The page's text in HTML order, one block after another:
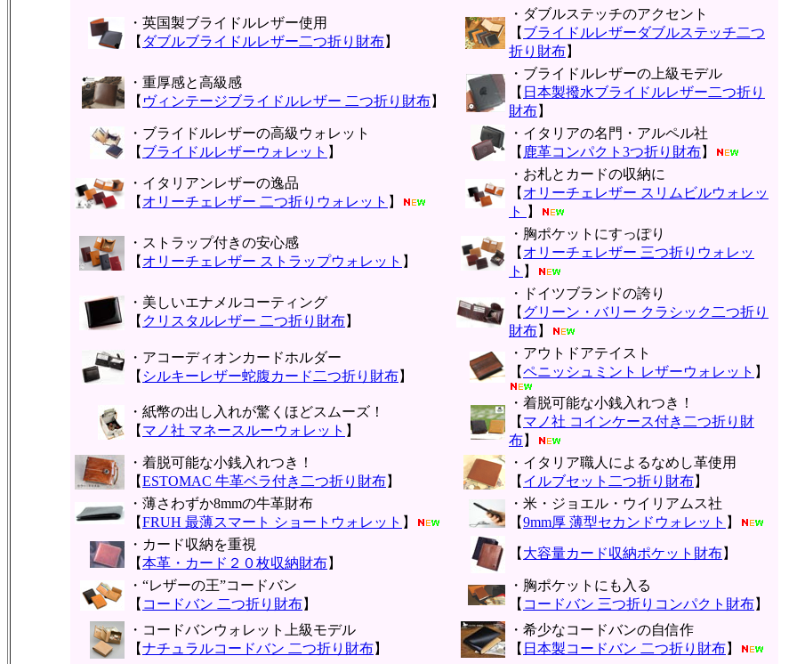
・英国製ブライドルレザー使用
【 ダブルブライドルレザー二つ折り財布】
・ダブルステッチのアクセント
【 ブライドルレザーダブルステッチ二つ
折り財布】
・重厚感と高級感
【 ヴィンテージブライドルレザー 二つ折り財布】
・ブライドルレザーの上級モデル
【 日本製撥水ブライドルレザー二つ折り
財布】
・ブライドルレザーの高級ウォレット
【 ブライドルレザーウォレット 】
・イタリアの名門・アルペル社
【 鹿革コンパクト3つ折り財布】
・イタリアンレザーの逸品
【 オリーチェレザー 二つ折りウォレット 】
・お札とカードの収納に
【 オリーチェレザー スリムビルウォレッ
ト
】
・ストラップ付きの安心感
【 オリーチェレザー ストラップウォレット 】
・胸ポケットにすっぽり
【 オリーチェレザー 三つ折りウォレッ
ト 】
・美しいエナメルコーティング
【 クリスタルレザー 二つ折り財布】
・ドイツブランドの誇り
【 グリーン・バリー クラシック二つ折り
財布】
・アコーディオンカードホルダー
【 シルキーレザー蛇腹カード二つ折り財布】
・アウトドアテイスト
【ペニッシュミント レザーウォレット 】
・紙幣の出し入れが驚くほどスムーズ！
【 マノ社 マネースルーウォレット 】
・着脱可能な小銭入れつき！
【 マノ社 コインケース付き二つ折り財
布】
・着脱可能な小銭入れつき！
【ESTOMAC 牛革ベラ付き二つ折り財布】
・イタリア職人によるなめし革使用
【 イルブセット二つ折り財布】
・薄さわずか8mmの牛革財布
【FRUH 最薄スマート ショートウォレット 】
・米・ジョエル・ウイリアムス社
【9mm厚 薄型セカンドウォレット 】
・カード収納を重視
【本革・カード２０枚収納財布】
【 大容量カード収納ポケット財布】
・“レザーの王”コードバン
【 コードバン 二つ折り財布】
・胸ポケットにも入る
【 コードバン 三つ折りコンパクト財布】
・コードバンウォレット上級モデル
【ナチュラルコードバン 二つ折り財布】
・希少なコードバンの自信作
【 日本製コードバン 二つ折り財布】